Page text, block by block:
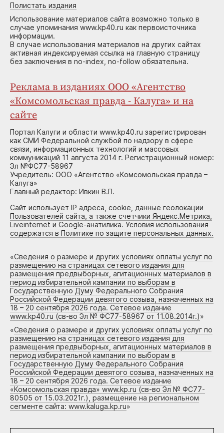
Полистать издания
Использование материалов сайта возможно только в
случае упоминания www.kp40.ru как первоисточника
информации.
В случае использования материалов на других сайтах
активная индексируемая ссылка на главную страницу
без заключения в no-index, no-follow обязательна.
Реклама в изданиях ООО «Агентство
«Комсомольская правда - Калуга» и на
сайте
Портал Калуги и области www.kp40.ru зарегистрирован
как СМИ Федеральной службой по надзору в сфере
связи, информационных технологий и массовых
коммуникаций 11 августа 2014 г. Регистрационный номер:
Эл №ФС77-58967
Учредитель: ООО «Агентство «Комсомольская правда –
Калуга»
Главный редактор: Ивкин В.П.
Сайт использует IP адреса, cookie, данные геолокации
Пользователей сайта, а также счетчики Яндекс.Метрика,
Liveinternet и Google-анатилика. Условия использования
содержатся в Политике по защите персональных данных.
«Сведения о размере и других условиях оплаты услуг по
размещению на страницах сетевого издания для
размещения предвыборных, агитационных материалов в
период избирательной кампании по выборам в
Государственную Думу Федерального Собрания
Российской Федерации девятого созыва, назначенных на
18 – 20 сентября 2026 года. Сетевое издание
www.kp40.ru (св-во Эл № ФС77-58967 от 11.08.2014г.)»
«Сведения о размере и других условиях оплаты услуг по
размещению на страницах сетевого издания для
размещения предвыборных, агитационных материалов в
период избирательной кампании по выборам в
Государственную Думу Федерального Собрания
Российской Федерации девятого созыва, назначенных на
18 – 20 сентября 2026 года. Сетевое издание
«Комсомольская правда» www.kp.ru (св-во Эл № ФС77-
80505 от 15.03.2021г.), размещение на региональном
сегменте сайта: www.kaluga.kp.ru»